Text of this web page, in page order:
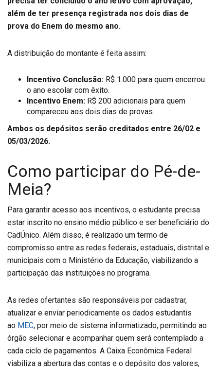
além de ter presença registrada nos dois dias de
prova do Enem do mesmo ano.
A distribuição do montante é feita assim:
Incentivo Conclusão: R$ 1.000 para quem encerrou
o ano escolar com êxito.
Incentivo Enem: R$ 200 adicionais para quem
compareceu aos dois dias de provas.
Ambos os depósitos serão creditados entre 26/02 e
05/03/2026.
Como participar do Pé-de-
Meia?
Para garantir acesso aos incentivos, o estudante precisa
estar inscrito no ensino médio público e ser beneficiário do
CadÚnico. Além disso, é realizado um termo de
compromisso entre as redes federais, estaduais, distrital e
municipais com o Ministério da Educação, viabilizando a
participação das instituições no programa.
As redes ofertantes são responsáveis por cadastrar,
atualizar e enviar periodicamente os dados estudantis
ao MEC, por meio de sistema informatizado, permitindo ao
órgão selecionar e acompanhar quem será contemplado a
cada ciclo de pagamentos. A Caixa Econômica Federal
viabiliza a abertura das contas e o depósito dos valores,